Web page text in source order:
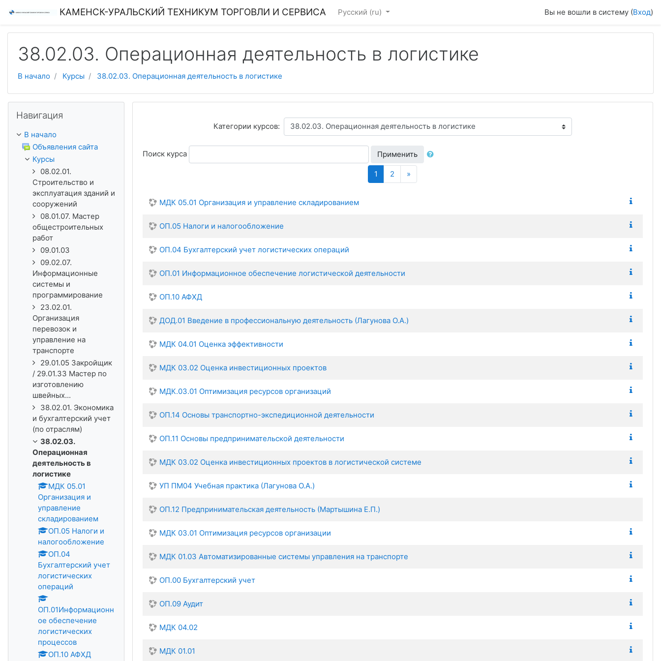
КАМЕНСК-УРАЛЬСКИЙ ТЕХНИКУМ ТОРГОВЛИ И СЕРВИСА Русский ‎(ru)‎ Вы не вошли в систему (Вход)
38.02.03. Операционная деятельность в логистике
В начало Курсы 38.02.03. Операционная деятельность в логистике
Категории курсов:
Поиск курса Применить
1 (текущая)
2 »
МДК 05.01 Организация и управление складированием
ОП.05 Налоги и налогообложение
ОП.04 Бухгалтерский учет логистических операций
ОП.01 Информационное обеспечение логистической деятельности
ОП.10 АФХД
ДОД.01 Введение в профессиональную деятельность (Лагунова О.А.)
МДК 04.01 Оценка эффективности
МДК 03.02 Оценка инвестиционных проектов
МДК.03.01 Оптимизация ресурсов организаций
ОП.14 Основы транспортно-экспедиционной деятельности
ОП.11 Основы предпринимательской деятельности
МДК 03.02 Оценка инвестиционных проектов в логистической системе
УП ПМ04 Учебная практика (Лагунова О.А.)
ОП.12 Предпринимательская деятельность (Мартышина Е.П.)
МДК 03.01 Оптимизация ресурсов организации
МДК 01.03 Автоматизированные системы управления на транспорте
ОП.00 Бухгалтерский учет
ОП.09 Аудит
МДК 04.02
МДК 01.01
Навигация
В начало
Объявления сайта
Курсы
08.02.01.
Строительство и
эксплуатация зданий и
сооружений
08.01.07. Мастер
общестроительных
работ
09.01.03
09.02.07.
Информационные
системы и
программирование
23.02.01.
Организация
перевозок и
управление на
транспорте
29.01.05 Закройщик
/ 29.01.33 Мастер по
изготовлению
швейных...
38.02.01. Экономика
и бухгалтерский учет
(по отраслям)
38.02.03.
Операционная
деятельность в
логистике
МДК 05.01
Организация и
управление
складированием
ОП.05 Налоги и
налогообложение
ОП.04
Бухгалтерский учет
логистических
операций
ОП.01Информационн
ое обеспечение
логистических
процессов
ОП.10 АФХД